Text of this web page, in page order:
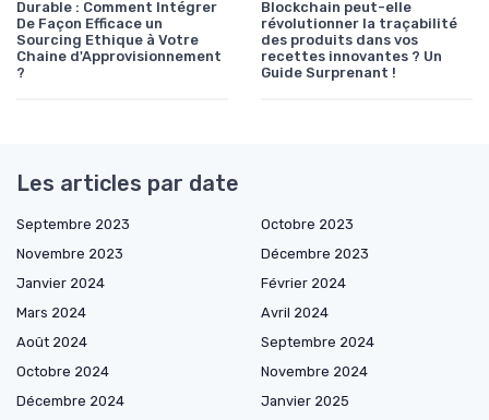
Durable : Comment Intégrer
De Façon Efficace un
Sourcing Ethique à Votre
Chaine d'Approvisionnement
?
Blockchain peut-elle
révolutionner la traçabilité
des produits dans vos
recettes innovantes ? Un
Guide Surprenant !
Les articles par date
Septembre 2023
Octobre 2023
Novembre 2023
Décembre 2023
Janvier 2024
Février 2024
Mars 2024
Avril 2024
Août 2024
Septembre 2024
Octobre 2024
Novembre 2024
Décembre 2024
Janvier 2025